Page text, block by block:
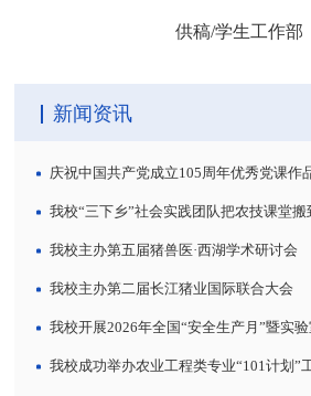
供稿/学生工作部
新闻资讯
庆祝中国共产党成立105周年优秀党课作
我校“三下乡”社会实践团队把农技课堂搬
我校主办第五届猪兽医·西湖学术研讨会
我校主办第二届长江猪业国际联合大会
我校开展2026年全国“安全生产月”暨实
我校成功举办农业工程类专业“101计划”